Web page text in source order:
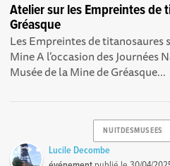
Atelier sur les Empreintes de
Gréasque
Les Empreintes de titanosaures
Mine A l’occasion des Journées
Musée de la Mine de Gréasque...
NUITDESMUSEES
Lucile Decombe